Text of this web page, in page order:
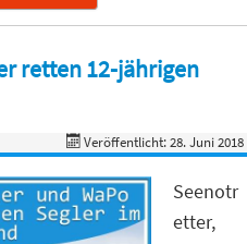
retten 12-jährigen
Veröffentlicht: 28. Juni 2018
Seenotr
etter,